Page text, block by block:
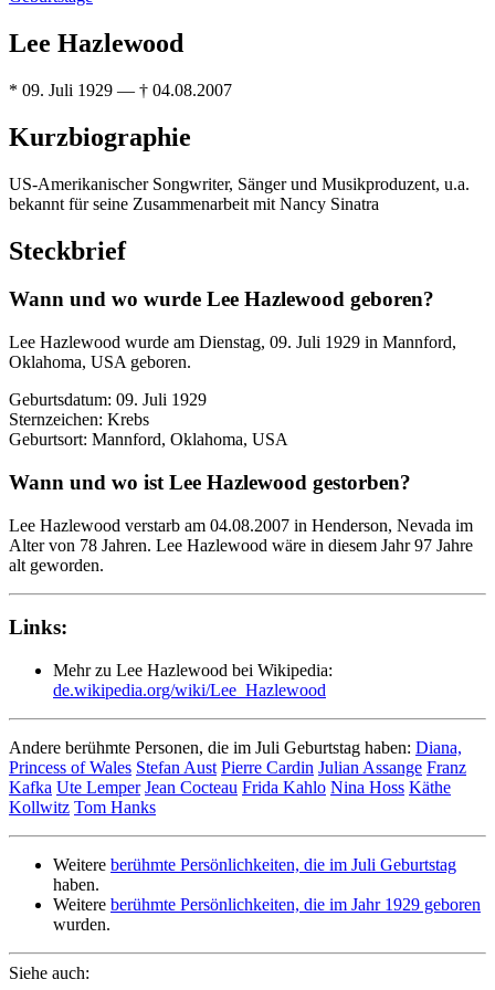
Lee Hazlewood
* 09. Juli 1929 — † 04.08.2007
Kurzbiographie
US-Amerikanischer Songwriter, Sänger und Musikproduzent, u.a.
bekannt für seine Zusammenarbeit mit Nancy Sinatra
Steckbrief
Wann und wo wurde Lee Hazlewood geboren?
Lee Hazlewood wurde am Dienstag, 09. Juli 1929 in Mannford,
Oklahoma, USA geboren.
Geburtsdatum: 09. Juli 1929
Sternzeichen: Krebs
Geburtsort: Mannford, Oklahoma, USA
Wann und wo ist Lee Hazlewood gestorben?
Lee Hazlewood verstarb am 04.08.2007 in Henderson, Nevada im
Alter von 78 Jahren. Lee Hazlewood wäre in diesem Jahr 97 Jahre
alt geworden.
Links:
Mehr zu Lee Hazlewood bei Wikipedia:
de.wikipedia.org/wiki/Lee_Hazlewood
Andere berühmte Personen, die im Juli Geburtstag haben: Diana,
Princess of Wales Stefan Aust Pierre Cardin Julian Assange Franz
Kafka Ute Lemper Jean Cocteau Frida Kahlo Nina Hoss Käthe
Kollwitz Tom Hanks
Weitere berühmte Persönlichkeiten, die im Juli Geburtstag
haben.
Weitere berühmte Persönlichkeiten, die im Jahr 1929 geboren
wurden.
Siehe auch: